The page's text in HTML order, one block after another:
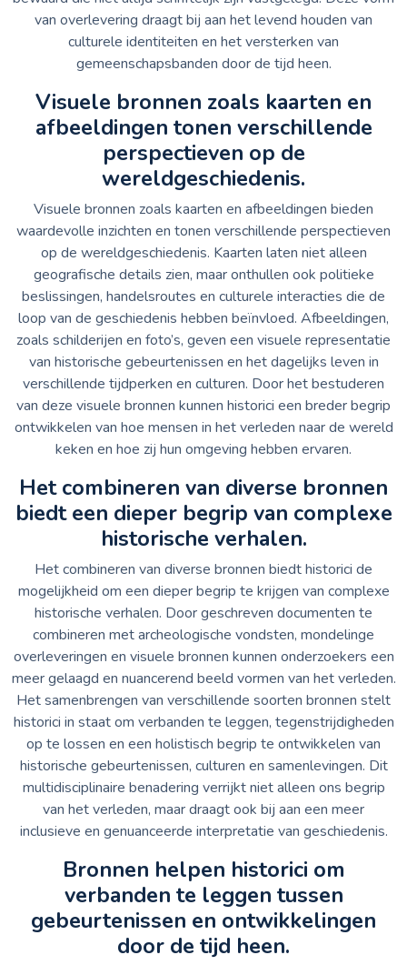
van overlevering draagt bij aan het levend houden van
culturele identiteiten en het versterken van
gemeenschapsbanden door de tijd heen.
Visuele bronnen zoals kaarten en
afbeeldingen tonen verschillende
perspectieven op de
wereldgeschiedenis.
Visuele bronnen zoals kaarten en afbeeldingen bieden
waardevolle inzichten en tonen verschillende perspectieven
op de wereldgeschiedenis. Kaarten laten niet alleen
geografische details zien, maar onthullen ook politieke
beslissingen, handelsroutes en culturele interacties die de
loop van de geschiedenis hebben beïnvloed. Afbeeldingen,
zoals schilderijen en foto’s, geven een visuele representatie
van historische gebeurtenissen en het dagelijks leven in
verschillende tijdperken en culturen. Door het bestuderen
van deze visuele bronnen kunnen historici een breder begrip
ontwikkelen van hoe mensen in het verleden naar de wereld
keken en hoe zij hun omgeving hebben ervaren.
Het combineren van diverse bronnen
biedt een dieper begrip van complexe
historische verhalen.
Het combineren van diverse bronnen biedt historici de
mogelijkheid om een dieper begrip te krijgen van complexe
historische verhalen. Door geschreven documenten te
combineren met archeologische vondsten, mondelinge
overleveringen en visuele bronnen kunnen onderzoekers een
meer gelaagd en nuancerend beeld vormen van het verleden.
Het samenbrengen van verschillende soorten bronnen stelt
historici in staat om verbanden te leggen, tegenstrijdigheden
op te lossen en een holistisch begrip te ontwikkelen van
historische gebeurtenissen, culturen en samenlevingen. Dit
multidisciplinaire benadering verrijkt niet alleen ons begrip
van het verleden, maar draagt ook bij aan een meer
inclusieve en genuanceerde interpretatie van geschiedenis.
Bronnen helpen historici om
verbanden te leggen tussen
gebeurtenissen en ontwikkelingen
door de tijd heen.